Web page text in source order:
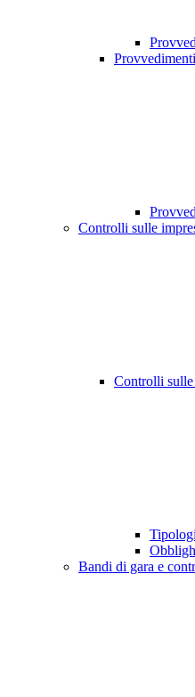
Controlli sulle
Controlli sulle
Bandi di gara e